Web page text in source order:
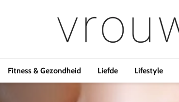
Fitness & Gezondheid Liefde Lifestyle